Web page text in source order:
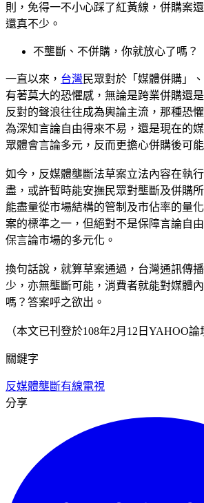
則，免得一不小心踩了紅黃線，併購案
還真不少。
不壟斷、不併購，你就放心了嗎？
一直以來， 台灣 民眾對於「媒體併購」
有著莫大的恐懼感，無論是跨業併購還
反對的聲浪往往成為輿論主流，那種恐
為深知言論自由得來不易，還是現在的
眾體會言論多元，反而更擔心併購後可
如今，反媒體壟斷法草案立法內容在執
盡，或許暫時能安撫民眾對壟斷及併購
能盡量從市場結構的管制及市佔率的量
案的標準之一，但絕對不是保障言論自
保言論市場的多元化。
換句話說，就算草案通過，台灣通訊傳
少，亦無壟斷可能，消費者就能對媒體
嗎？答案呼之欲出。
（本文已刊登於108年2月12日YAHOO論
關鍵字
反媒體壟斷有線電視
分享